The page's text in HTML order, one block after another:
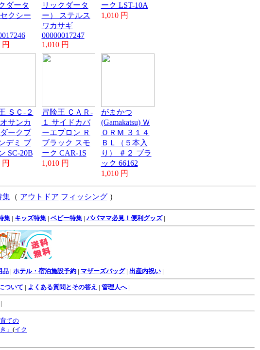
ダータ
クシー
円
リックダータ
ー） ステルス
ワカサギ
00000017247
1,010 円
ーク LST-10A
1,010 円
ＳＣ-２
サンカ
ークブ
デミ ブ
SC-20B
円
冒険王 ＣＡＲ-
１ サイドカバ
ーエプロン Ｒ
ブラック スモ
ーク CAR-1S
1,010 円
がまかつ
(Gamakatsu) Ｗ
ＯＲＭ ３１４
ＢＬ（５本入
り） ＃２ ブラ
ック 66162
1,010 円
集（ アウトドア フィッシング）
集| キッズ特集| ベビー特集| パパママ必見！便利グッズ|
品| ホテル・宿泊施設予約| マザーズバッグ| 出産内祝い|
ついて | よくある質問とその答え | 管理人へ|
ての
」 (イク